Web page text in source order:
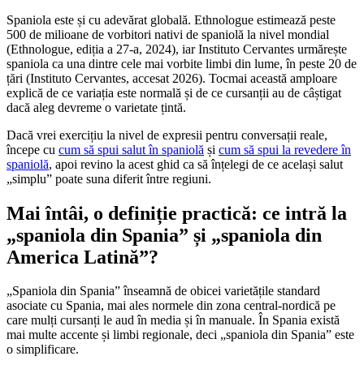
Spaniola este și cu adevărat globală. Ethnologue estimează peste
500 de milioane de vorbitori nativi de spaniolă la nivel mondial
(Ethnologue, ediția a 27-a, 2024), iar Instituto Cervantes urmărește
spaniola ca una dintre cele mai vorbite limbi din lume, în peste 20 de
țări (Instituto Cervantes, accesat 2026). Tocmai această amploare
explică de ce variația este normală și de ce cursanții au de câștigat
dacă aleg devreme o varietate țintă.
Dacă vrei exercițiu la nivel de expresii pentru conversații reale,
începe cu cum să spui salut în spaniolă și cum să spui la revedere în
spaniolă, apoi revino la acest ghid ca să înțelegi de ce același salut
„simplu” poate suna diferit între regiuni.
Mai întâi, o definiție practică: ce intră la
„spaniola din Spania” și „spaniola din
America Latină”?
„Spaniola din Spania” înseamnă de obicei varietățile standard
asociate cu Spania, mai ales normele din zona central-nordică pe
care mulți cursanți le aud în media și în manuale. În Spania există
mai multe accente și limbi regionale, deci „spaniola din Spania” este
o simplificare.